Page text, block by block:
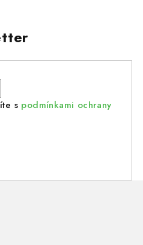
s podmínkami ochrany